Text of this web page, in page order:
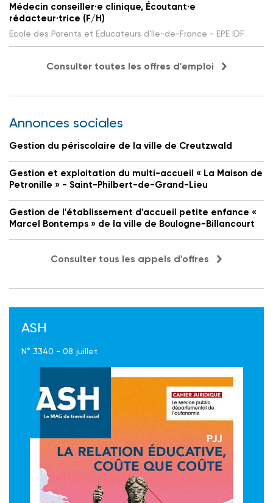
Médecin conseiller·e clinique, Écoutant·e
rédacteur·trice (F/H)
Ecole des Parents et Educateurs d'Ile-de-France - EPE IDF
Consulter toutes les offres d'emploi
Annonces sociales
Gestion du périscolaire de la ville de Creutzwald
Gestion et exploitation du multi-accueil « La Maison de
Petronille » - Saint-Philbert-de-Grand-Lieu
Gestion de l'établissement d'accueil petite enfance «
Marcel Bontemps » de la ville de Boulogne-Billancourt
Consulter tous les appels d'offres
ASH
N° 3340 - 08 juillet